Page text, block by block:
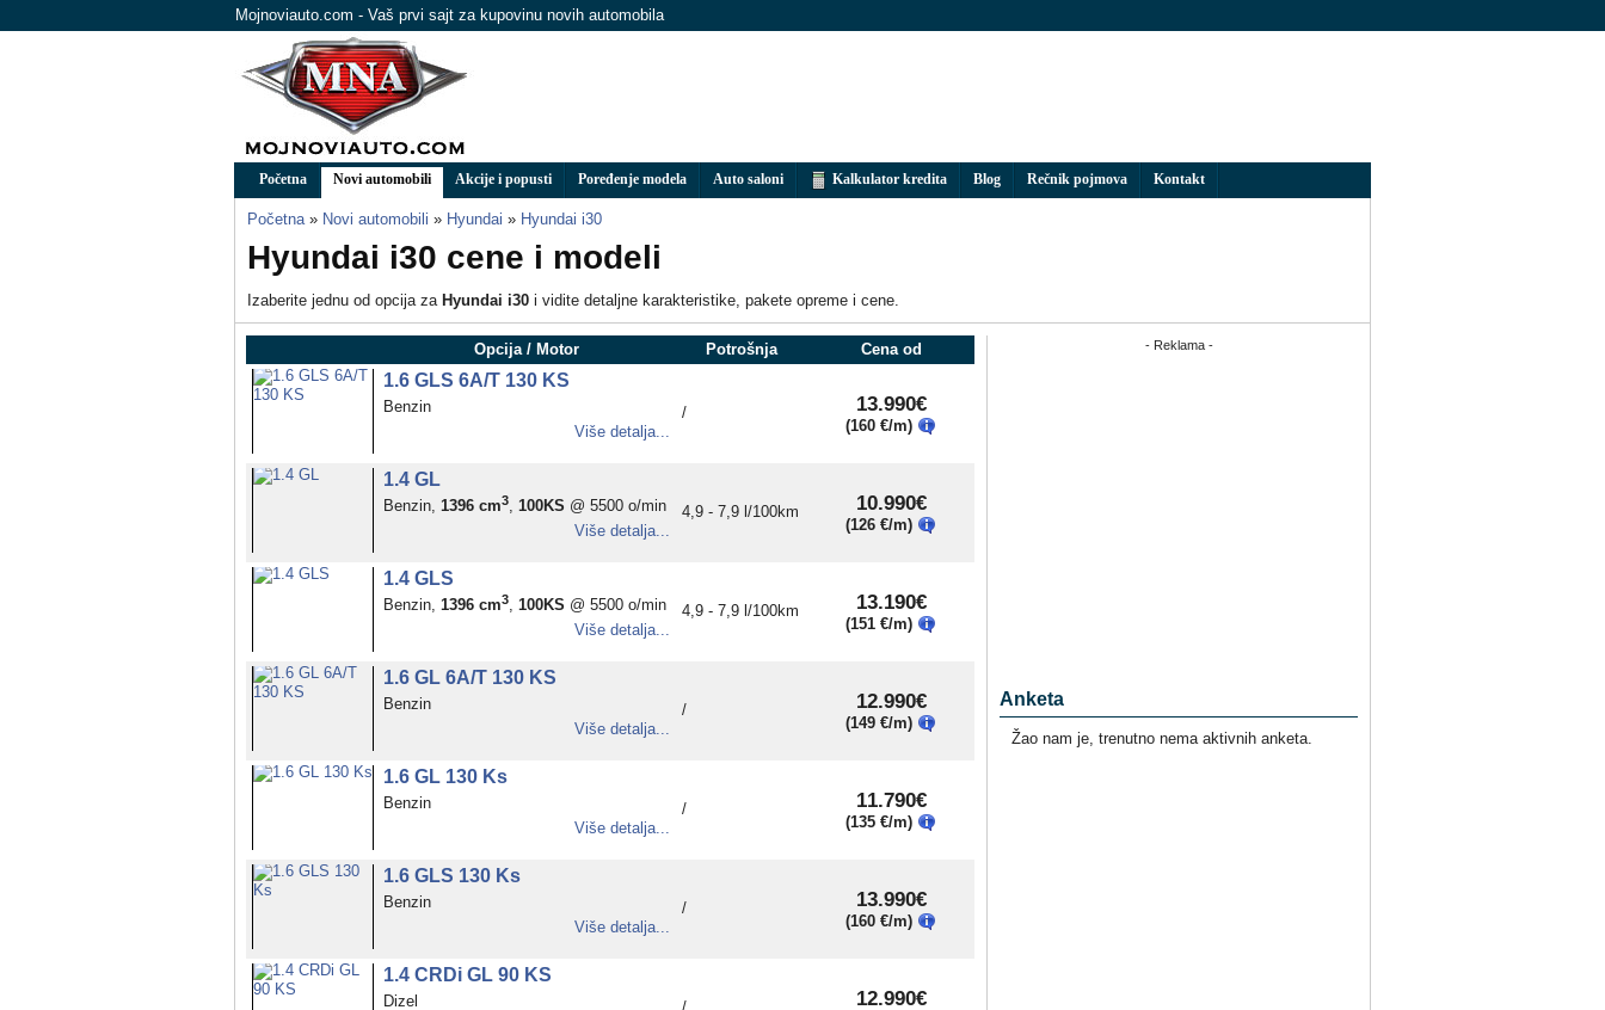
Mojnoviauto.com - Vaš prvi sajt za kupovinu novih automobila
Početna Novi automobili Akcije i popusti Poređenje modela Auto saloni Kalkulator kredita Blog Rečnik pojmova Kontakt
Početna » Novi automobili » Hyundai » Hyundai i30
Hyundai i30 cene i modeli
Izaberite jednu od opcija za Hyundai i30 i vidite detaljne karakteristike, pakete opreme i cene.
Opcija / Motor Potrošnja Cena od
1.6 GLS 6A/T 130 KS
Benzin
Više detalja...
/ 13.990€
(160 €/m)
1.4 GL
Benzin, 1396 cm3, 100KS @ 5500 o/min
Više detalja...
4,9 - 7,9 l/100km 10.990€
(126 €/m)
1.4 GLS
Benzin, 1396 cm3, 100KS @ 5500 o/min
Više detalja...
4,9 - 7,9 l/100km 13.190€
(151 €/m)
1.6 GL 6A/T 130 KS
Benzin
Više detalja...
/ 12.990€
(149 €/m)
1.6 GL 130 Ks
Benzin
Više detalja...
/ 11.790€
(135 €/m)
1.6 GLS 130 Ks
Benzin
Više detalja...
/ 13.990€
(160 €/m)
1.4 CRDi GL 90 KS
Dizel
12.990€
- Reklama -
Anketa
Žao nam je, trenutno nema aktivnih anketa.